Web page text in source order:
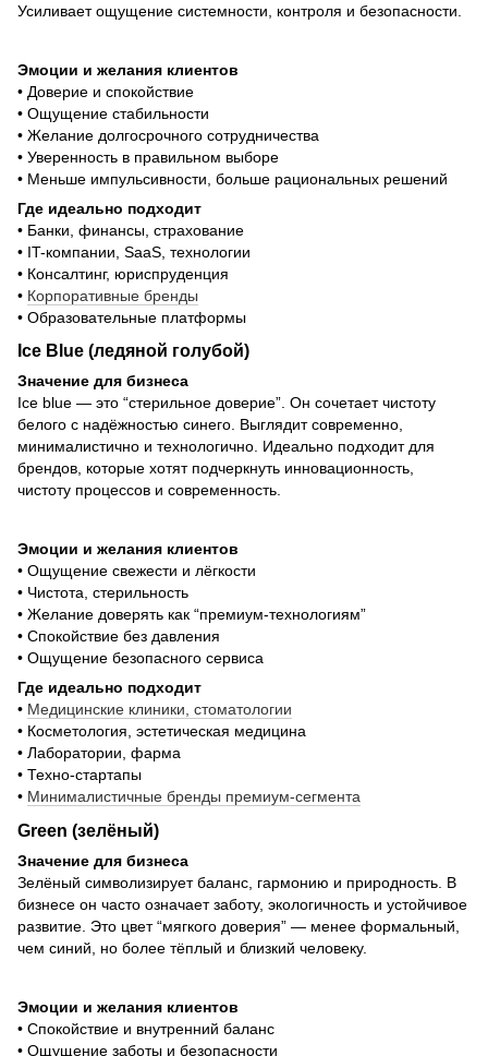
Усиливает ощущение системности, контроля и безопасности.
Эмоции и желания клиентов
• Доверие и спокойствие
• Ощущение стабильности
• Желание долгосрочного сотрудничества
• Уверенность в правильном выборе
• Меньше импульсивности, больше рациональных решений
Где идеально подходит
• Банки, финансы, страхование
• IT-компании, SaaS, технологии
• Консалтинг, юриспруденция
• Корпоративные бренды
• Образовательные платформы
Ice Blue (ледяной голубой)
Значение для бизнеса
Ice blue — это “стерильное доверие”. Он сочетает чистоту
белого с надёжностью синего. Выглядит современно,
минималистично и технологично. Идеально подходит для
брендов, которые хотят подчеркнуть инновационность,
чистоту процессов и современность.
Эмоции и желания клиентов
• Ощущение свежести и лёгкости
• Чистота, стерильность
• Желание доверять как “премиум-технологиям”
• Спокойствие без давления
• Ощущение безопасного сервиса
Где идеально подходит
• Медицинские клиники, стоматологии
• Косметология, эстетическая медицина
• Лаборатории, фарма
• Техно-стартапы
• Минималистичные бренды премиум-сегмента
Green (зелёный)
Значение для бизнеса
Зелёный символизирует баланс, гармонию и природность. В
бизнесе он часто означает заботу, экологичность и устойчивое
развитие. Это цвет “мягкого доверия” — менее формальный,
чем синий, но более тёплый и близкий человеку.
Эмоции и желания клиентов
• Спокойствие и внутренний баланс
• Ощущение заботы и безопасности